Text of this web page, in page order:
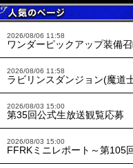
2026/08/06 11:58
ワンダーピックアップ装備
2026/08/06 11:58
ラビリンスダンジョン(魔道
2026/08/03 15:00
第35回公式生放送観覧応募
2026/08/03 15:00
FFRKミニレポート～第105